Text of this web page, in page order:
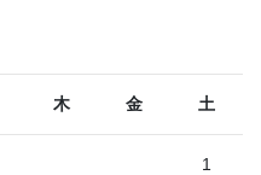
木 金 土
1